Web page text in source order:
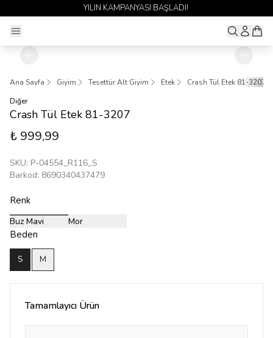
1 ALANA 1 BEDAVA YAYINDA 🎉
Ana Sayfa Giyim Tesettür Alt Giyim Etek
Crash Tül Etek 81-3207
Diğer
Crash Tül Etek 81-3207
₺ 999,99
SKU: P-04554_R116_S
Barkod: 8690340437479
Renk
Buz Mavi Mor
Beden
S M
Tamamlayıcı Ürün